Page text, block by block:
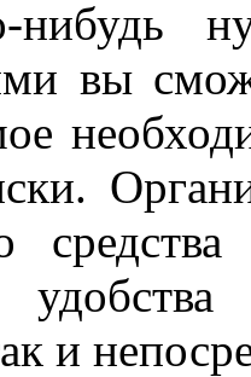
нибудь
вы
и